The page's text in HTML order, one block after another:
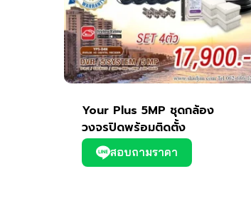
Your Plus 5MP ชุดกล้อง
วงจรปิดพร้อมติดตั้ง
สอบถามราคา